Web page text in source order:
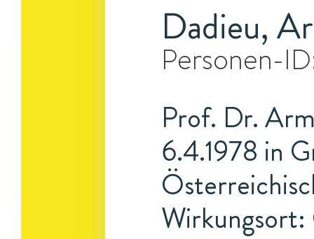
Dadieu,
Personen-
Prof. Dr.
6.4.1978 in
Wirkungsort: